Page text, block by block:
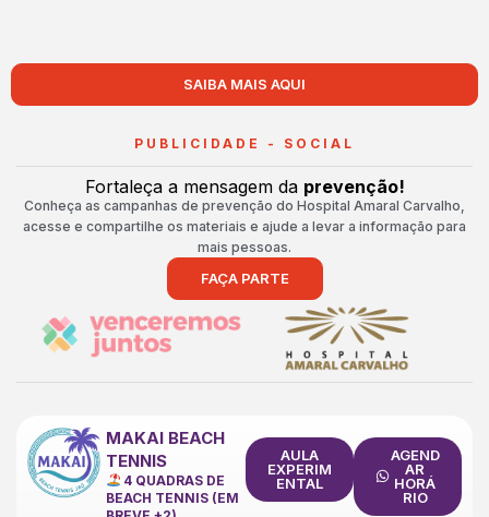
SAIBA MAIS AQUI
PUBLICIDADE - SOCIAL
Fortaleça a mensagem da prevenção!
Conheça as campanhas de prevenção do Hospital Amaral Carvalho,
acesse e compartilhe os materiais e ajude a levar a informação para
mais pessoas.
FAÇA PARTE
MAKAI BEACH
TENNIS
4 QUADRAS DE
BEACH TENNIS (EM
AULA
EXPERIM
ENTAL
AGEND
AR
HORÁ
RIO